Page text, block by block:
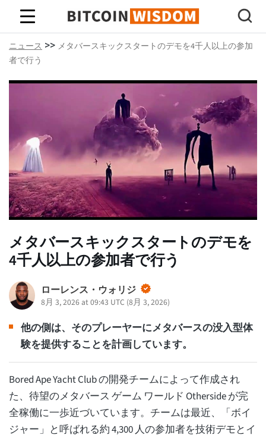
ビットコインの知恵
ニュース >> メタバースキックスタートのデモを4千人以上の参加
者で行う
メタバースキックスタートのデモを
4千人以上の参加者で行う
ローレンス・ウォリジ
8月 3, 2026 at 09:43 UTC (8月 3, 2026)
他の側は、そのプレーヤーにメタバースの没入型体
験を提供することを計画しています。
Bored Ape Yacht Club の開発チームによって作成され
た、待望のメタバース ゲーム ワールド Otherside が完
全稼働に一歩近づいています。チームは最近、「ボイ
ジャー」と呼ばれる約 4,300 人の参加者を技術デモとイ